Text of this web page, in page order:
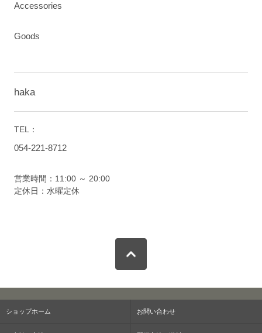
Accessories
Goods
haka
TEL：
054-221-8712
営業時間：11:00 ～ 20:00
定休日：水曜定休
ショップホーム お問い合わせ